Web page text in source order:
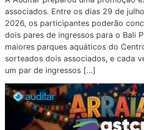
associados. Entre os dias 29 de
2026, os participantes poderão
dois pares de ingressos para o Bali
maiores parques aquáticos do
sorteados dois associados, e cada
um par de ingressos […]